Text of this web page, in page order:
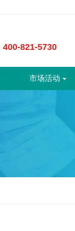
400-821-5730
市场活动